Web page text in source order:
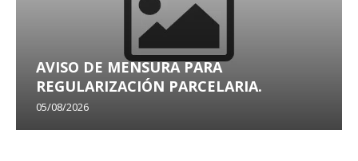
AVISO DE MENSURA PARA
REGULARIZACIÓN PARCELARIA.
05/08/2026